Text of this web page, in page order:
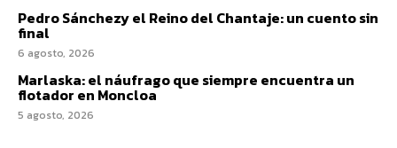
Pedro Sánchezy el Reino del Chantaje: un cuento sin
final
6 agosto, 2026
Marlaska: el náufrago que siempre encuentra un
flotador en Moncloa
5 agosto, 2026